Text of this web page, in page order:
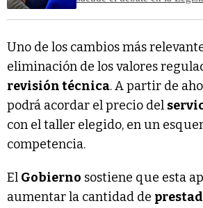
Uno de los cambios más
eliminación de los valores
revisión técnica. A partir de
podrá acordar el precio del
con el taller elegido, en un
competencia.
El Gobierno sostiene que esta
aumentar la cantidad de